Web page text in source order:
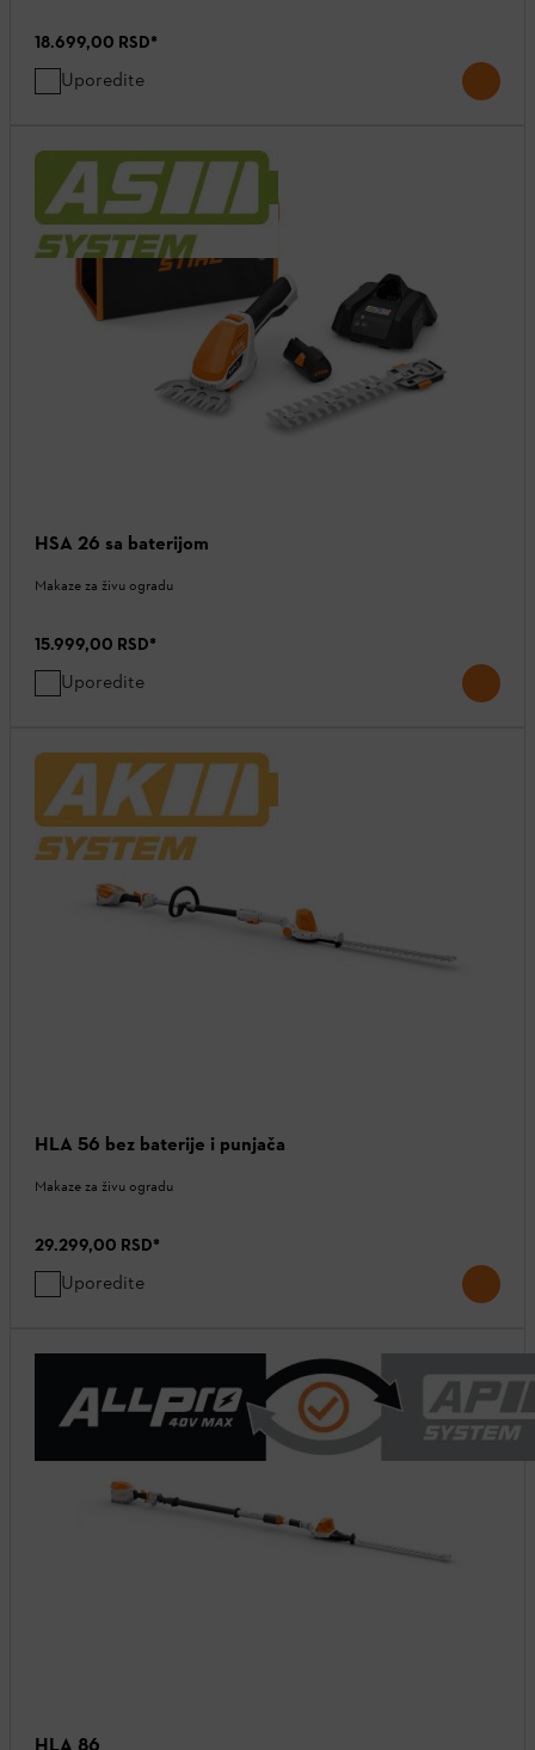
18.699,00 RSD*
Uporedite
HSA 26 sa baterijom
Makaze za živu ogradu
15.999,00 RSD*
Uporedite
HLA 56 bez baterije i punjača
Makaze za živu ogradu
29.299,00 RSD*
Uporedite
HLA 86